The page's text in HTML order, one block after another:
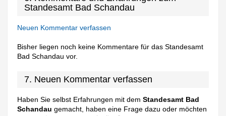
Standesamt Bad Schandau
Neuen Kommentar verfassen
Bisher liegen noch keine Kommentare für das Standesamt
Bad Schandau vor.
7. Neuen Kommentar verfassen
Haben Sie selbst Erfahrungen mit demStandesamt Bad
Schandau gemacht, haben eine Frage dazu oder möchten